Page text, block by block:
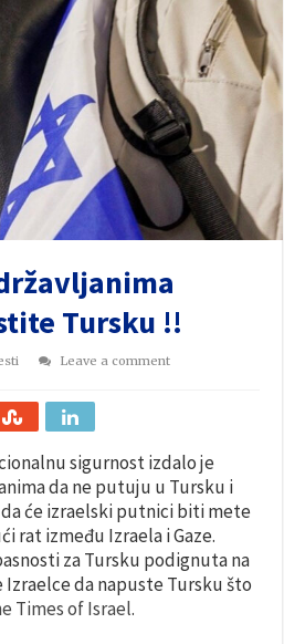
Tursku !!
Leave a comment
sigurnost izdalo je
da ne putuju u Tursku i
će izraelski putnici biti mete
rat između Izraela i Gaze.
za Tursku podignuta na
Izraelce da napuste Tursku što
Times of Israel.